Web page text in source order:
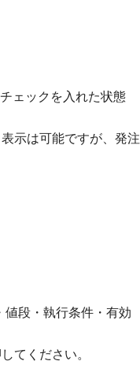
ェックを入れた状態
示は可能ですが、発注
値段・執行条件・有効
てください。